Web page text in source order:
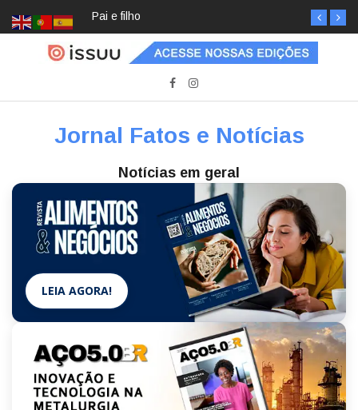
Pai e filho
Jornal Fatos e Notícias
Notícias em geral
LEIA AGORA!